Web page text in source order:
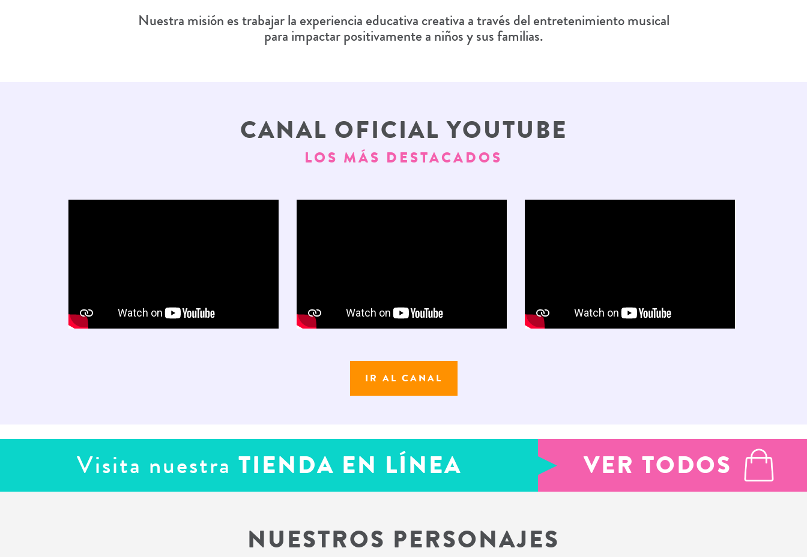
Nuestra misión es trabajar la experiencia educativa creativa a través del entretenimiento musical
para impactar positivamente a niños y sus familias.
CANAL OFICIAL YOUTUBE
LOS MÁS DESTACADOS
IR AL CANAL
Visita nuestra TIENDA EN LÍNEA VER TODOS
NUESTROS PERSONAJES